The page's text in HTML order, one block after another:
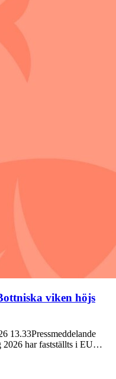
viken höjs
13.33Pressmeddelande
2026 har fastställts i EU…